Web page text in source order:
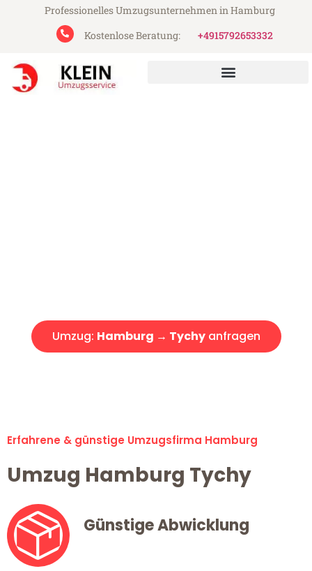
Professionelles Umzugsunternehmen in Hamburg
Kostenlose Beratung:
+4915792653332
Umzug: Hamburg → Tychyanfragen
Erfahrene & günstige Umzugsfirma Hamburg
Umzug Hamburg Tychy
Günstige Abwicklung